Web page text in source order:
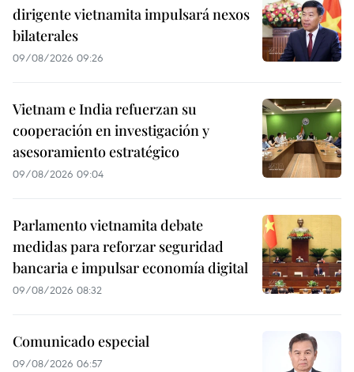
dirigente vietnamita impulsará nexos
bilaterales
09/08/2026 09:26
Vietnam e India refuerzan su
cooperación en investigación y
asesoramiento estratégico
09/08/2026 09:04
Parlamento vietnamita debate
medidas para reforzar seguridad
bancaria e impulsar economía digital
09/08/2026 08:32
Comunicado especial
09/08/2026 06:57